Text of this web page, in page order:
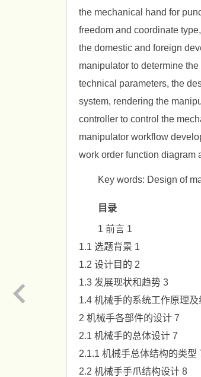
the mechanical hand for
freedom and coordinate
the domestic and foreign
manipulator to determine
technical parameters, the
system, rendering the
controller to control the
manipulator workflow
work order function diagram
Key words: Design of
目录
1 前言 1
1.1 选题背景 1
1.2 设计目的 2
1.3 发展现状和趋势 3
1.4 机械手的系统工作原理及
2 机械手各部件的设计 7
2.1 机械手的总体设计 7
2.1.1 机械手总体结构的类型
2.2 机械手手爪结构设计 8